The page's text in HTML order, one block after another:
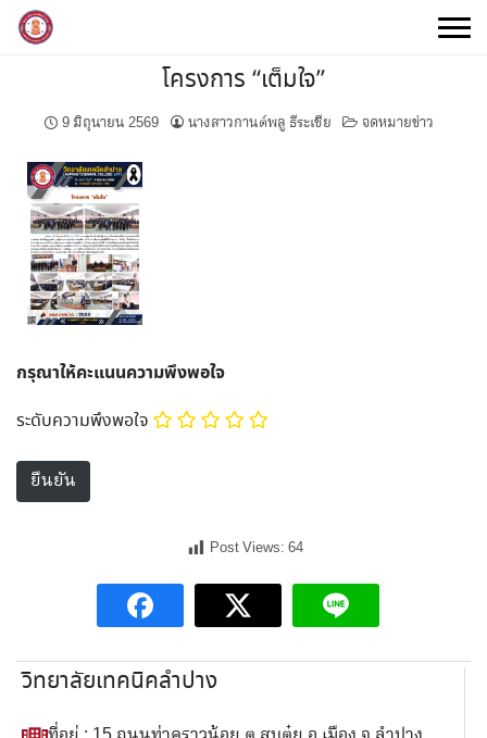
Skip
โครงการ “เต็มใจ”
9 มิถุนายน 2569 นางสาวกานต์พลู ธีระเชีย จดหมายข่าว
กรุณาให้คะแนนความพึงพอใจ
ระดับความพึงพอใจ
Post Views: 64
วิทยาลัยเทคนิคลำปาง